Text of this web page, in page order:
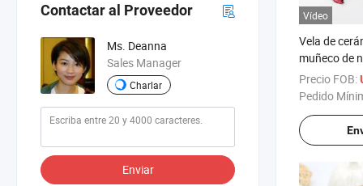
Vídeo
Vela de
muñeco de
navideña y
Precio FOB:
Pedido
Contactar al Proveedor
Ms. Deanna
Sales Manager
Charlar
Enviar